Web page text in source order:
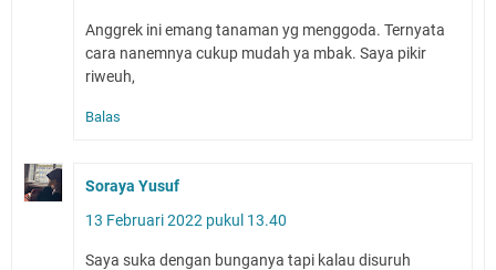
Anggrek ini emang tanaman yg menggoda. Ternyata
cara nanemnya cukup mudah ya mbak. Saya pikir
riweuh,
Balas
Soraya Yusuf
13 Februari 2022 pukul 13.40
Saya suka dengan bunganya tapi kalau disuruh